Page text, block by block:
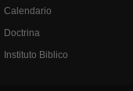
Calendario
Doctrina
Instituto Biblico